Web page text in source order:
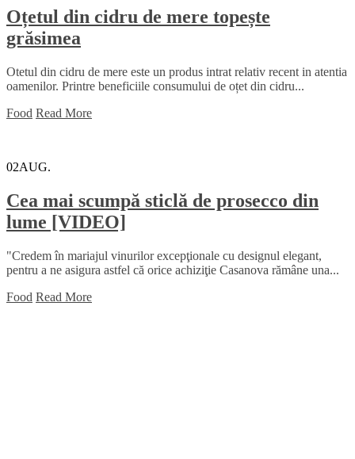
Oțetul din cidru de mere topește
grăsimea
Otetul din cidru de mere este un produs intrat relativ recent in atentia
oamenilor. Printre beneficiile consumului de oțet din cidru...
Food Read More
02AUG.
Cea mai scumpă sticlă de prosecco din
lume [VIDEO]
"Credem în mariajul vinurilor excepţionale cu designul elegant,
pentru a ne asigura astfel că orice achiziţie Casanova rămâne una...
Food Read More